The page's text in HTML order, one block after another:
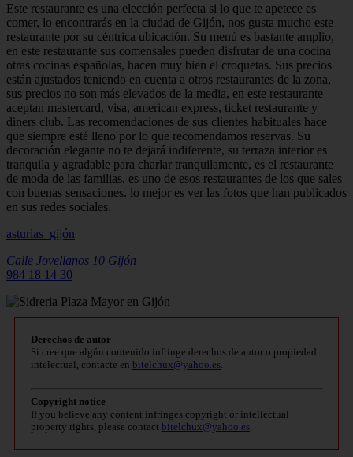
Este restaurante es una elección perfecta si lo que te apetece es
comer, lo encontrarás en la ciudad de Gijón, nos gusta mucho este
restaurante por su céntrica ubicación. Su menú es bastante amplio,
en este restaurante sus comensales pueden disfrutar de una cocina
otras cocinas españolas, hacen muy bien el croquetas. Sus precios
están ajustados teniendo en cuenta a otros restaurantes de la zona,
sus precios no son más elevados de la media, en este restaurante
aceptan mastercard, visa, american express, ticket restaurante y
diners club. Las recomendaciones de sus clientes habituales hace
que siempre esté lleno por lo que recomendamos reservas. Su
decoración elegante no te dejará indiferente, su terraza interior es
tranquila y agradable para charlar tranquilamente, es el restaurante
de moda de las familias, es uno de esos restaurantes de los que sales
con buenas sensaciones. lo mejor es ver las fotos que han publicados
en sus redes sociales.
asturias_gijón
Calle Jovellanos 10 Gijón
984 18 14 30
Derechos de autor
Si cree que algún contenido infringe derechos de autor o propiedad
intelectual, contacte en bitelchux@yahoo.es
Copyright notice
If you believe any content infringes copyright or intellectual
property rights, please contact bitelchux@yahoo.es